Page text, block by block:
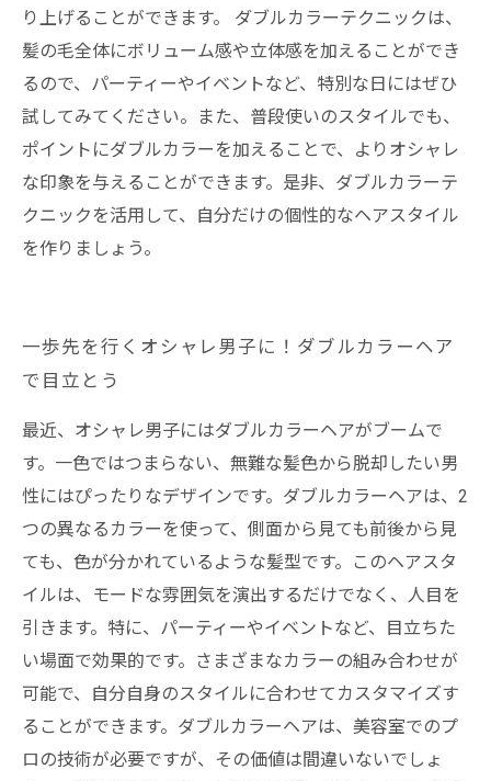
り上げることができます。 ダブルカラーテクニックは、
髪の毛全体にボリューム感や立体感を加えることができ
るので、パーティーやイベントなど、特別な日にはぜひ
試してみてください。また、普段使いのスタイルでも、
ポイントにダブルカラーを加えることで、よりオシャレ
な印象を与えることができます。是非、ダブルカラーテ
クニックを活用して、自分だけの個性的なヘアスタイル
を作りましょう。
一歩先を行くオシャレ男子に！ダブルカラーヘア
で目立とう
最近、オシャレ男子にはダブルカラーヘアがブームで
す。一色ではつまらない、無難な髪色から脱却したい男
性にはぴったりなデザインです。ダブルカラーヘアは、2
つの異なるカラーを使って、側面から見ても前後から見
ても、色が分かれているような髪型です。このヘアスタ
イルは、モードな雰囲気を演出するだけでなく、人目を
引きます。特に、パーティーやイベントなど、目立ちた
い場面で効果的です。さまざまなカラーの組み合わせが
可能で、自分自身のスタイルに合わせてカスタマイズす
ることができます。ダブルカラーヘアは、美容室でのプ
ロの技術が必要ですが、その価値は間違いないでしょ